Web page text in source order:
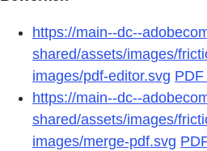
https://main--dc--
shared/assets/images/
images/pdf-editor.svg
https://main--dc--
shared/assets/images/
images/merge-pdf.svg